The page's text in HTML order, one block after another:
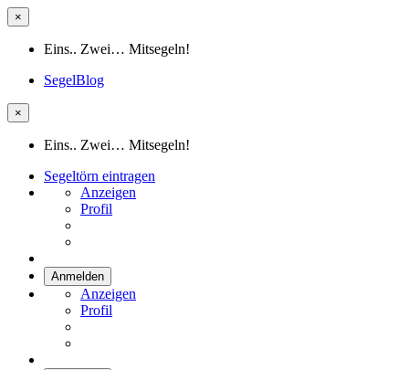
×
Eins.. Zwei… Mitsegeln!
SegelBlog
×
Eins.. Zwei… Mitsegeln!
Segeltörn eintragen
Anzeigen
Profil
Anmelden
Anzeigen
Profil